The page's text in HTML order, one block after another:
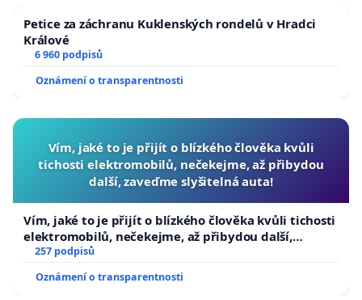
Petice za záchranu Kuklenských rondelů v Hradci
Králové
6 960 podpisů
Oznámení o transparentnosti
Vím, jaké to je přijít o blízkého člověka kvůli
tichosti elektromobilů, nečekejme, až přibydou
další, zaveďme slyšitelná auta!
Vím, jaké to je přijít o blízkého člověka kvůli tichosti
elektromobilů, nečekejme, až přibydou další,
zaveďme slyšitelná auta!
257 podpisů
Oznámení o transparentnosti